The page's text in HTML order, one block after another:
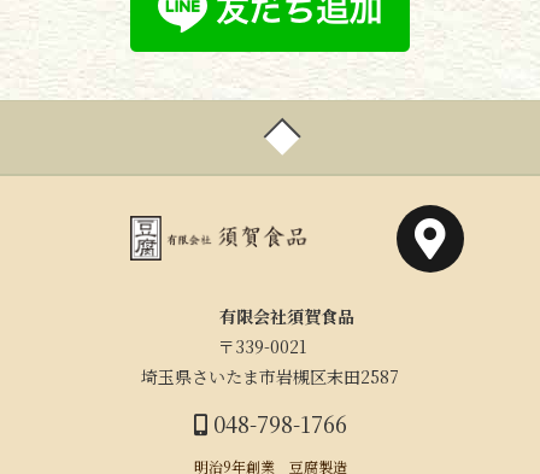
有限会社須賀食品
〒339-0021
埼玉県さいたま市岩槻区末田2587
048-798-1766
明治9年創業 豆腐製造